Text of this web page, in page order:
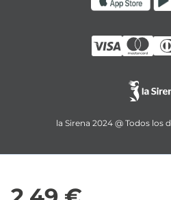
la Sirena 2024 @ Todos los